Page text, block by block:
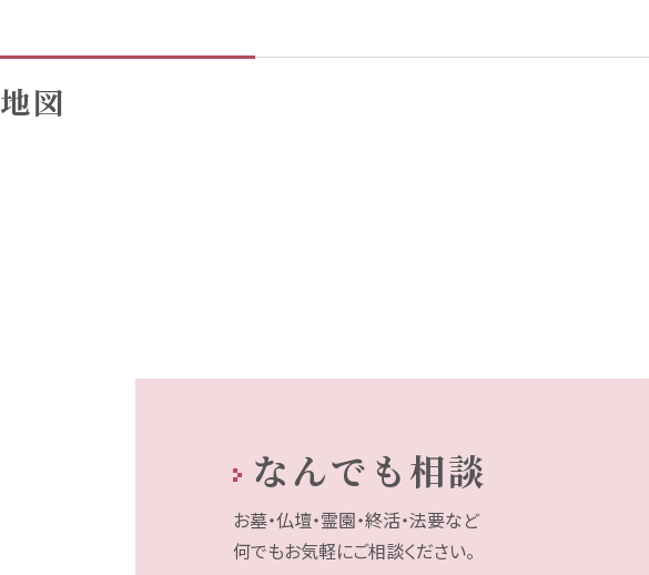
地図
なんでも相談
お墓・仏壇・霊園・終活・法要など
何でもお気軽にご相談ください。